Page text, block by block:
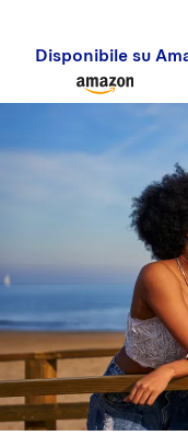
Disponibile su